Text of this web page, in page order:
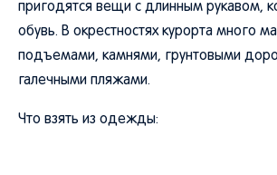
пригодятся вещи с длинным рукавом,
обувь. В окрестностях курорта много
подъемами, камнями, грунтовыми
галечными пляжами.
Что взять из одежды: